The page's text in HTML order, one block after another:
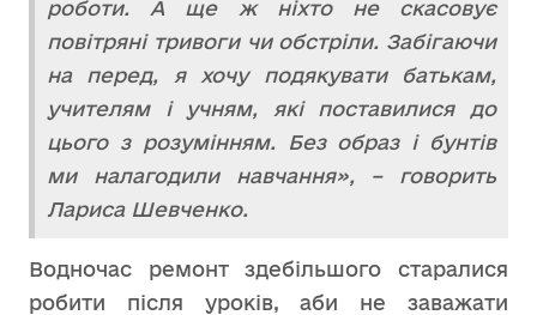
роботи. А ще ж ніхто не скасовує
повітряні тривоги чи обстріли. Забігаючи
на перед, я хочу подякувати батькам,
учителям і учням, які поставилися до
цього з розумінням. Без образ і бунтів
ми налагодили навчання», – говорить
Лариса Шевченко.
Водночас ремонт здебільшого старалися
робити після уроків, аби не заважати